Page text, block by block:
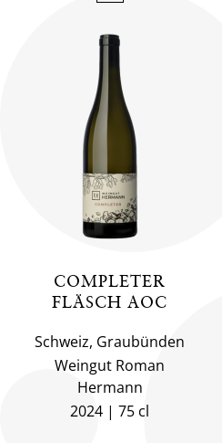
COMPLETER
FLÄSCH AOC
Schweiz, Graubünden
Weingut Roman
Hermann
2024
75 cl